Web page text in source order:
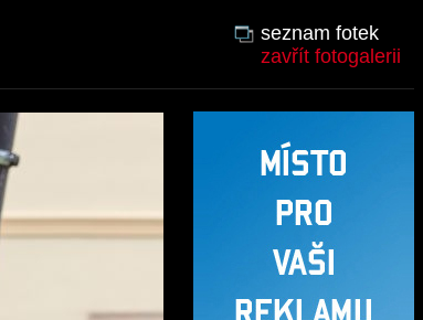
seznam fotek
zavřít fotogalerii